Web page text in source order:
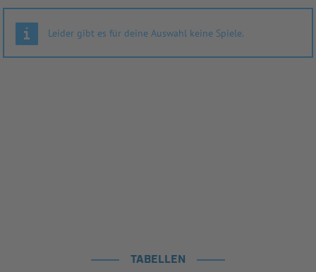
Leider gibt es für deine Auswahl keine Spiele.
TABELLEN